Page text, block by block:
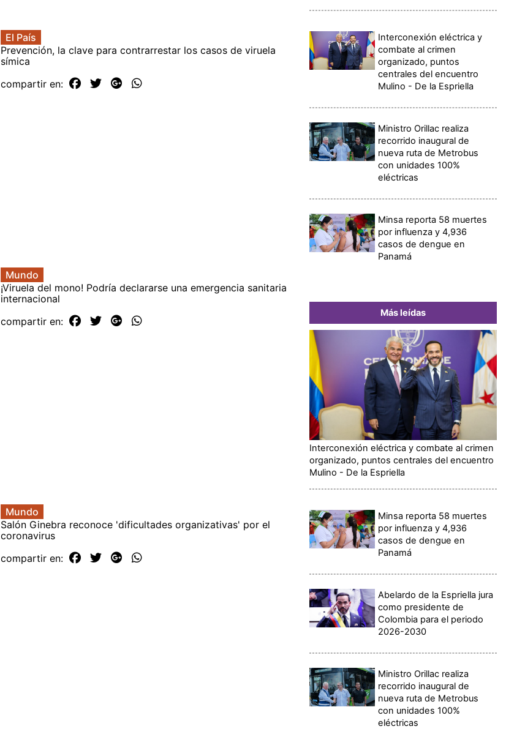
El País
Prevención, la clave para contrarrestar los casos de viruela
símica
compartir en:
Mundo
¡Viruela del mono! Podría declararse una emergencia sanitaria
internacional
compartir en:
Mundo
Salón Ginebra reconoce 'dificultades organizativas' por el
coronavirus
compartir en:
Interconexión eléctrica y
combate al crimen
organizado, puntos
centrales del encuentro
Mulino - De la Espriella
Ministro Orillac realiza
recorrido inaugural de
nueva ruta de Metrobus
con unidades 100%
eléctricas
Minsa reporta 58 muertes
por influenza y 4,936
casos de dengue en
Panamá
Más leídas
Interconexión eléctrica y combate al crimen
organizado, puntos centrales del encuentro
Mulino - De la Espriella
Minsa reporta 58 muertes
por influenza y 4,936
casos de dengue en
Panamá
Abelardo de la Espriella jura
como presidente de
Colombia para el periodo
2026-2030
Ministro Orillac realiza
recorrido inaugural de
nueva ruta de Metrobus
con unidades 100%
eléctricas